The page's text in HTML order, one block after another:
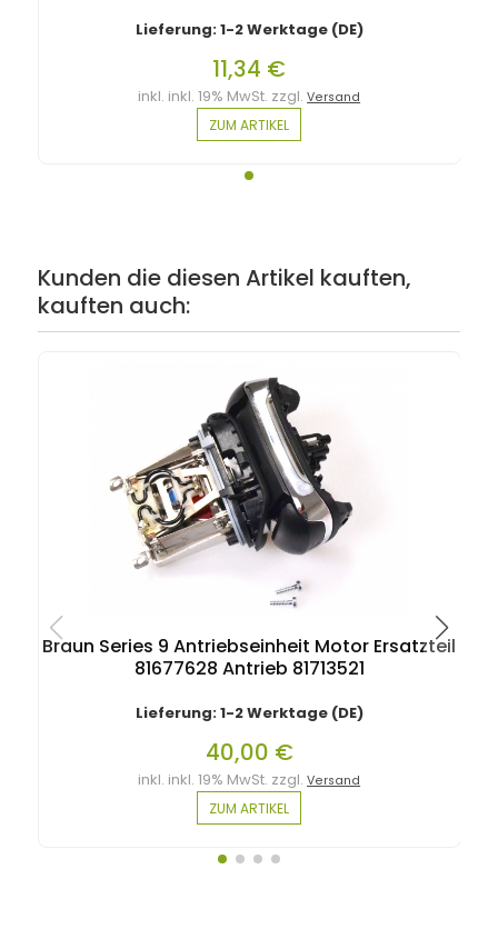
Lieferung: 1-2 Werktage (DE)
11,34 €
inkl. inkl. 19% MwSt. zzgl.Versand
ZUM ARTIKEL
Kunden die diesen Artikel kauften,
kauften auch:
Braun Series 9 Antriebseinheit Motor Ersatzteil
81677628 Antrieb 81713521
Lieferung: 1-2 Werktage (DE)
40,00 €
inkl. inkl. 19% MwSt. zzgl.Versand
ZUM ARTIKEL